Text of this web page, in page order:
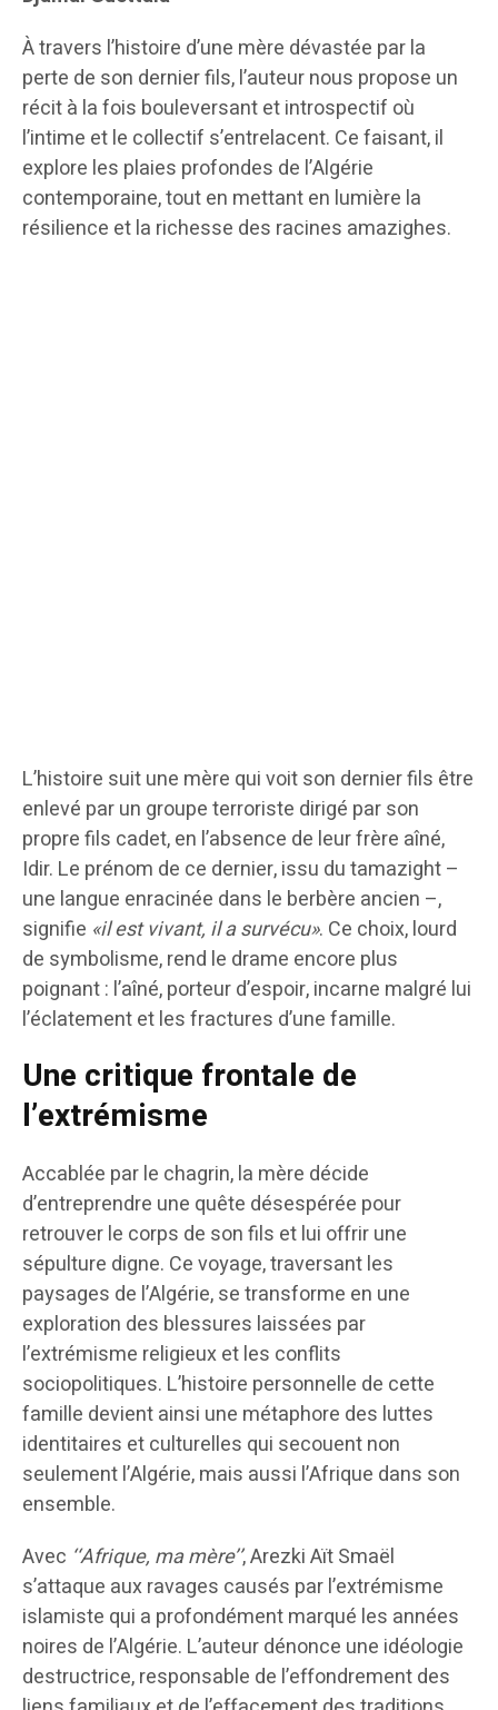
À travers l’histoire d’une mère dévastée par la
perte de son dernier fils, l’auteur nous propose un
récit à la fois bouleversant et introspectif où
l’intime et le collectif s’entrelacent. Ce faisant, il
explore les plaies profondes de l’Algérie
contemporaine, tout en mettant en lumière la
résilience et la richesse des racines amazighes.
L’histoire suit une mère qui voit son dernier fils être
enlevé par un groupe terroriste dirigé par son
propre fils cadet, en l’absence de leur frère aîné,
Idir. Le prénom de ce dernier, issu du tamazight –
une langue enracinée dans le berbère ancien –,
signifie «il est vivant, il a survécu». Ce choix, lourd
de symbolisme, rend le drame encore plus
poignant : l’aîné, porteur d’espoir, incarne malgré lui
l’éclatement et les fractures d’une famille.
Une critique frontale de
l’extrémisme
Accablée par le chagrin, la mère décide
d’entreprendre une quête désespérée pour
retrouver le corps de son fils et lui offrir une
sépulture digne. Ce voyage, traversant les
paysages de l’Algérie, se transforme en une
exploration des blessures laissées par
l’extrémisme religieux et les conflits
sociopolitiques. L’histoire personnelle de cette
famille devient ainsi une métaphore des luttes
identitaires et culturelles qui secouent non
seulement l’Algérie, mais aussi l’Afrique dans son
ensemble.
Avec ‘‘Afrique, ma mère’’, Arezki Aït Smaël
s’attaque aux ravages causés par l’extrémisme
islamiste qui a profondément marqué les années
noires de l’Algérie. L’auteur dénonce une idéologie
destructrice, responsable de l’effondrement des